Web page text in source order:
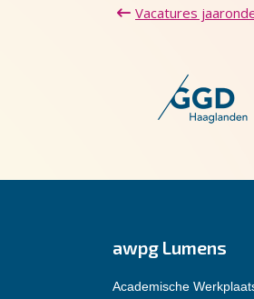
Vacatures
awpg Lumens
Academische